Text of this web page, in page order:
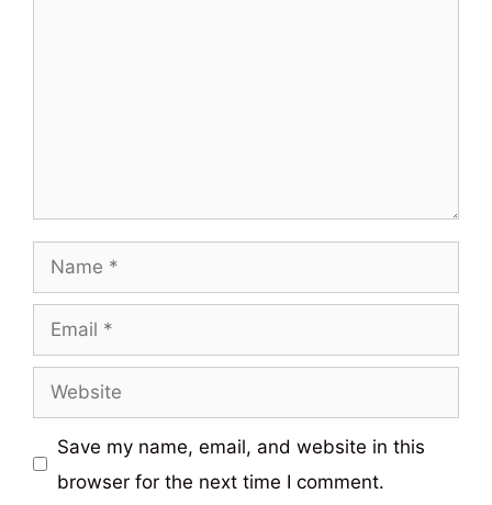
Name
Email
Website
Save my name, email, and website in this
browser for the next time I comment.